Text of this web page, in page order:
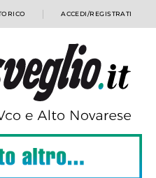
ACCEDI/REGISTRATI